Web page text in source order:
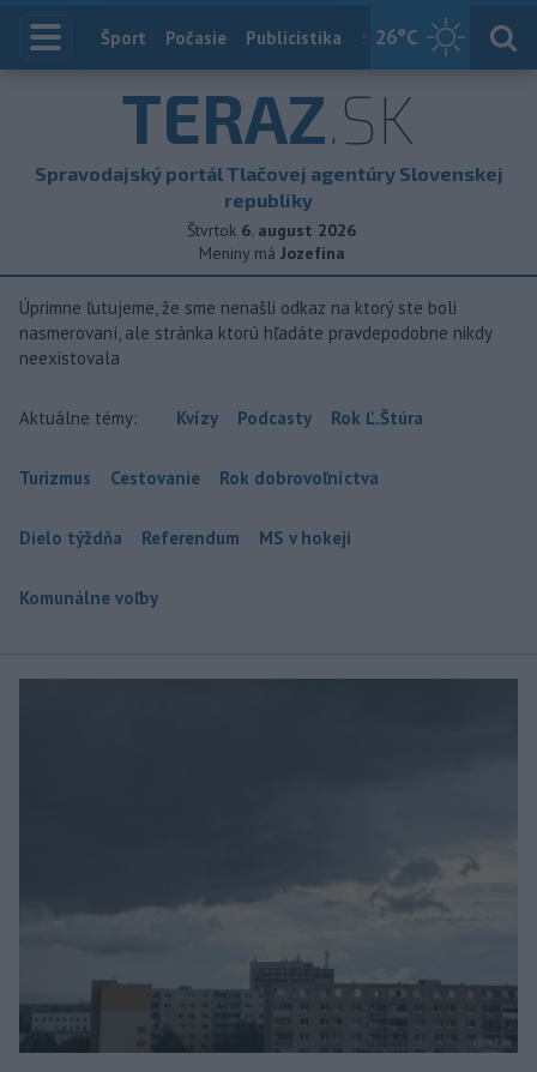
26°C
Index
Šport Počasie Publicistika Slovensko
TERAZ.SK
Spravodajský portál Tlačovej agentúry Slovenskej
republiky
Štvrtok 6. august 2026
Meniny má Jozefína
Úprimne ľutujeme, že sme nenašli odkaz na ktorý ste boli
nasmerovaní, ale stránka ktorú hľadáte pravdepodobne nikdy
neexistovala
Aktuálne témy: Kvízy Podcasty Rok Ľ.Štúra
Turizmus Cestovanie Rok dobrovoľníctva
Dielo týždňa Referendum MS v hokeji
Komunálne voľby